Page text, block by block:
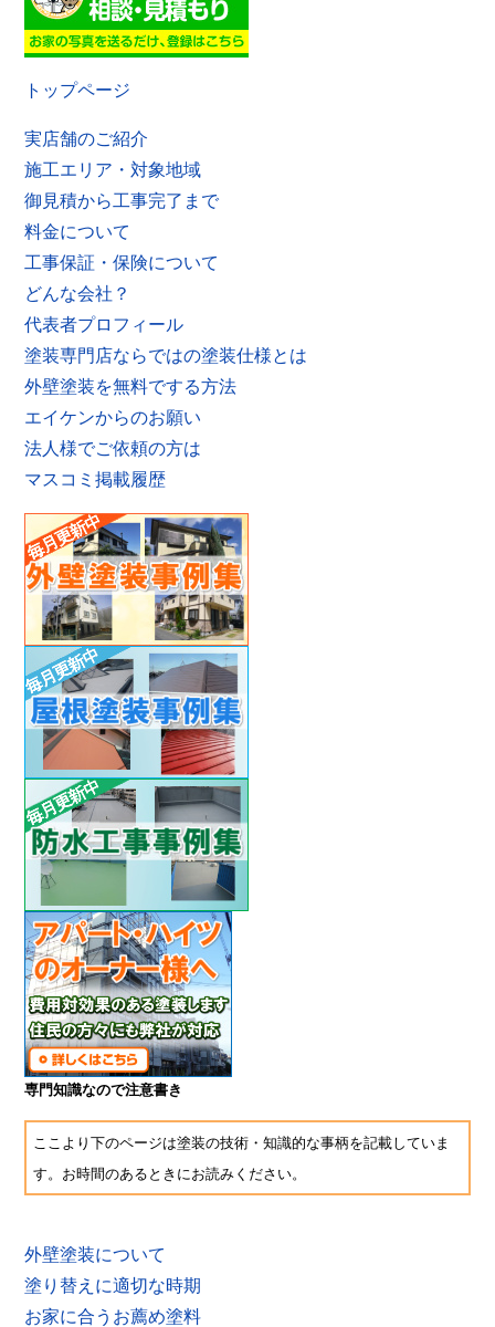
トップページ
実店舗のご紹介
施工エリア・対象地域
御見積から工事完了まで
料金について
工事保証・保険について
どんな会社？
代表者プロフィール
塗装専門店ならではの塗装仕様とは
外壁塗装を無料でする方法
エイケンからのお願い
法人様でご依頼の方は
マスコミ掲載履歴
専門知識なので注意書き
ここより下のページは塗装の技術・知識的な事柄を記載していま
す。お時間のあるときにお読みください。
外壁塗装について
塗り替えに適切な時期
お家に合うお薦め塗料